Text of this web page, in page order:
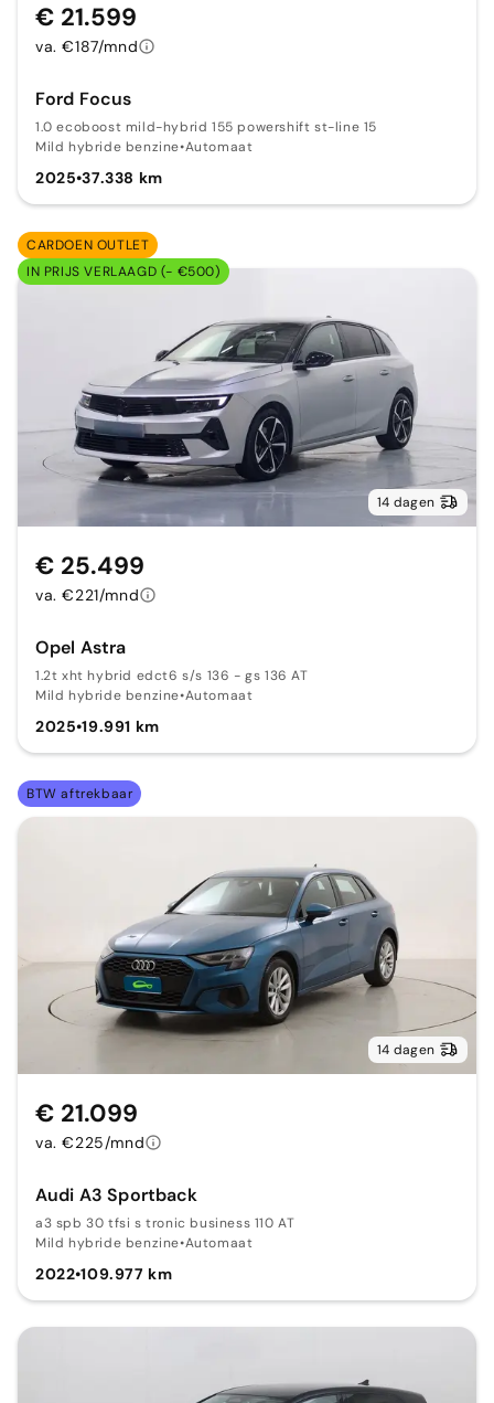
Ford Focus
1.0 ecoboost mild-hybrid 155 powershift st-line 15
Mild hybride benzine•Automaat
2025•37.338 km
€ 21.599
va. €187/mnd
CARDOEN OUTLET
IN PRIJS VERLAAGD (- €500)
14 dagen
Opel Astra
1.2t xht hybrid edct6 s/s 136 - gs 136 AT
Mild hybride benzine•Automaat
2025•19.991 km
€ 25.499
va. €221/mnd
BTW aftrekbaar
14 dagen
Audi A3 Sportback
a3 spb 30 tfsi s tronic business 110 AT
Mild hybride benzine•Automaat
2022•109.977 km
€ 21.099
va. €225/mnd